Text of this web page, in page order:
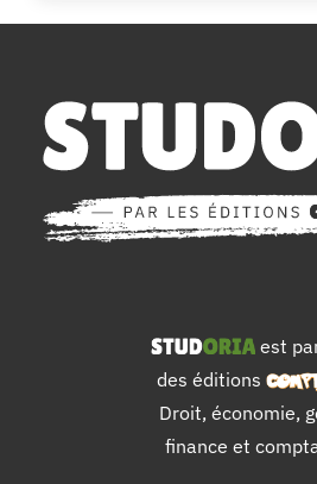
est
des éditions
Droit, économie,
finance et